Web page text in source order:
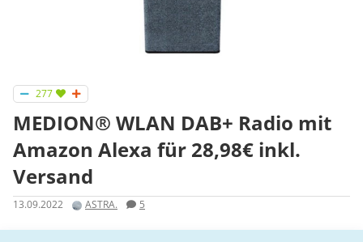
277
MEDION® WLAN DAB+ Radio mit
Amazon Alexa für 28,98€ inkl.
Versand
13.09.2022 ASTRA. 5